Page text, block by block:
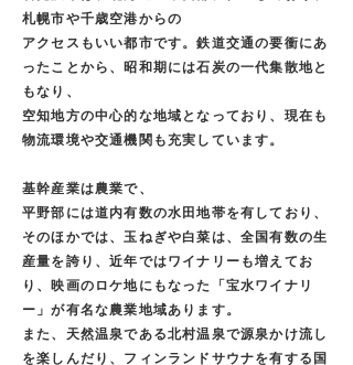
札幌市や千歳空港からの
アクセスもいい都市です。鉄道交通の要衝にあ
ったことから、昭和期には石炭の一代集散地と
もなり、
空知地方の中心的な地域となっており、現在も
物流環境や交通機関も充実しています。
基幹産業は農業で、
平野部には道内有数の水田地帯を有しており、
そのほかでは、玉ねぎや白菜は、全国有数の生
産量を誇り、近年ではワイナリーも増えてお
り、映画のロケ地にもなった「宝水ワイナリ
ー」が有名な農業地域あります。
また、天然温泉である北村温泉で源泉かけ流し
を楽しんだり、フィンランドサウナを有する国